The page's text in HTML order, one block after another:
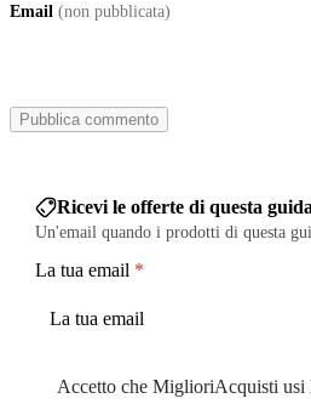
Email (non pubblicata)
Ricevi le offerte di questa guida
Un'email quando i prodotti di questa
La tua email *
Accetto che MiglioriAcquisti usi